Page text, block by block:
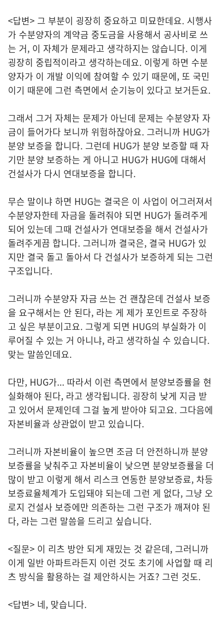
<답변> 그 부분이 굉장히 중요하고 미묘한데요. 시행사
가 수분양자의 계약금 중도금을 사용해서 공사비로 쓰
는 거, 이 자체가 문제라고 생각하지는 않습니다. 이게
굉장히 중립적이라고 생각하는데요. 이렇게 하면 수분
양자가 이 개발 이익에 참여할 수 있기 때문에, 또 국민
이기 때문에 그런 측면에서 순기능이 있다고 보거든요.
그래서 그거 자체는 문제가 아닌데 문제는 수분양자 자
금이 들어가다 보니까 위험하잖아요. 그러니까 HUG가
분양 보증을 합니다. 그런데 HUG가 분양 보증할 때 자
기만 분양 보증하는 게 아니고 HUG가 HUG에 대해서
건설사가 다시 연대보증을 합니다.
무슨 말이냐 하면 HUG는 결국은 이 사업이 어그러져서
수분양자한테 자금을 돌려줘야 되면 HUG가 돌려주게
되어 있는데 그때 건설사가 연대보증을 해서 건설사가
돌려주게끔 합니다. 그러니까 결국은, 결국 HUG가 있
지만 결국 돌고 돌아서 다 건설사가 보증하게 되는 그런
구조입니다.
그러니까 수분양자 자금 쓰는 건 괜찮은데 건설사 보증
을 요구해서는 안 된다, 라는 게 제가 포인트로 주장하
고 싶은 부분이고요. 그렇게 되면 HUG의 부실화가 이
루어질 수 있는 거 아니냐, 라고 생각하실 수 있습니다.
맞는 말씀인데요.
다만, HUG가... 따라서 이런 측면에서 분양보증률을 현
실화해야 된다, 라고 생각됩니다. 굉장히 낮게 지금 받
고 있어서 문제인데 그걸 높게 받아야 되고요. 그다음에
자본비율과 상관없이 받고 있습니다.
그러니까 자본비율이 높으면 조금 더 안전하니까 분양
보증률을 낮춰주고 자본비율이 낮으면 분양보증률을 더
많이 받고 이렇게 해서 리스크 연동한 분양보증료, 차등
보증료율체계가 도입돼야 되는데 그런 게 없다, 그냥 오
로지 건설사 보증에만 의존하는 그런 구조가 깨져야 된
다, 라는 그런 말씀을 드리고 싶습니다.
<질문> 이 리츠 방안 되게 재밌는 것 같은데, 그러니까
이게 일반 아파트라든지 이런 것도 초기에 사업할 때 리
츠 방식을 활용하는 걸 제안하시는 거죠? 그런 것도.
<답변> 네, 맞습니다.